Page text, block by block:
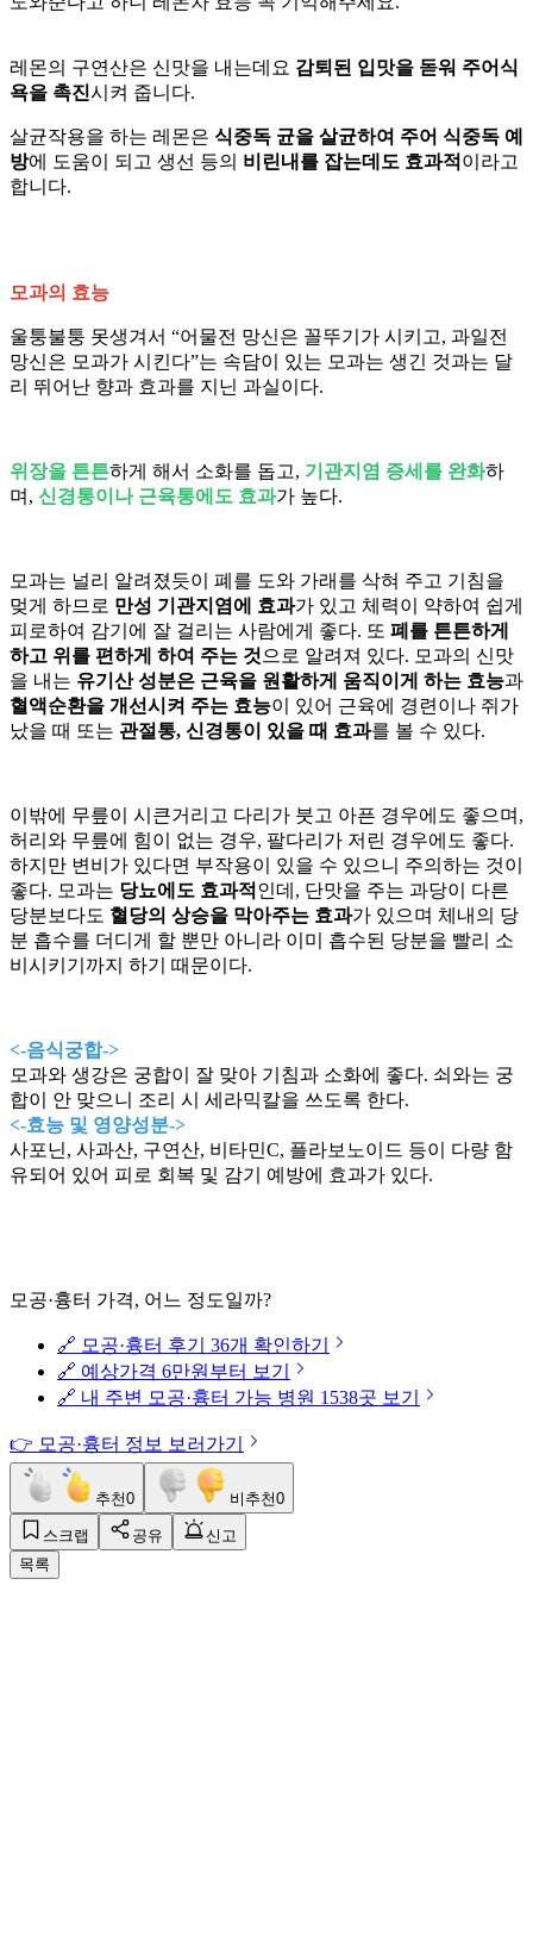
레몬의 구연산은 신맛을 내는데요 감퇴된 입맛을 돋워 주어식
욕을 촉진시켜 줍니다.
살균작용을 하는 레몬은 식중독 균을 살균하여 주어 식중독 예
방에 도움이 되고 생선 등의 비린내를 잡는데도 효과적 이라고
합니다. ​
모과의 효능
울퉁불퉁 못생겨서 “어물전 망신은 꼴뚜기가 시키고, 과일전
망신은 모과가 시킨다”는 속담이 있는 모과는 생긴 것과는 달
리 뛰어난 향과 효과를 지닌 과실이다.
위장을 튼튼하게 해서 소화를 돕고, 기관지염 증세를 완화하
며, 신경통이나 근육통에도 효과가 높다.
모과는 널리 알려졌듯이 폐를 도와 가래를 삭혀 주고 기침을
멎게 하므로 만성 기관지염에 효과가 있고 체력이 약하여 쉽게
피로하여 감기에 잘 걸리는 사람에게 좋다. 또 폐를 튼튼하게
하고 위를 편하게 하여 주는 것으로 알려져 있다. 모과의 신맛
을 내는 유기산 성분은 근육을 원활하게 움직이게 하는 효능과
혈액순환을 개선시켜 주는 효능이 있어 근육에 경련이나 쥐가
났을 때 또는 관절통, 신경통이 있을 때 효과를 볼 수 있다.
이밖에 무릎이 시큰거리고 다리가 붓고 아픈 경우에도 좋으며,
허리와 무릎에 힘이 없는 경우, 팔다리가 저린 경우에도 좋다.
하지만 변비가 있다면 부작용이 있을 수 있으니 주의하는 것이
좋다. 모과는 당뇨에도 효과적 인데, 단맛을 주는 과당이 다른
당분보다도 혈당의 상승을 막아주는 효과가 있으며 체내의 당
분 흡수를 더디게 할 뿐만 아니라 이미 흡수된 당분을 빨리 소
비시키기까지 하기 때문이다.
<-음식궁합->
모과와 생강은 궁합이 잘 맞아 기침과 소화에 좋다. 쇠와는 궁
합이 안 맞으니 조리 시 세라믹칼을 쓰도록 한다.
<-효능 및 영양성분->
사포닌, 사과산, 구연산, 비타민C, 플라보노이드 등이 다량 함
유되어 있어 피로 회복 및 감기 예방에 효과가 있다.
모공·흉터 가격, 어느 정도일까?
🔗 모공·흉터 후기 36개 확인하기
🔗 예상가격 6만원부터 보기
🔗 내 주변 모공·흉터 가능 병원 1538곳 보기
👉 모공·흉터 정보 보러가기
추천0 비추천0
스크랩 공유
신고
목록